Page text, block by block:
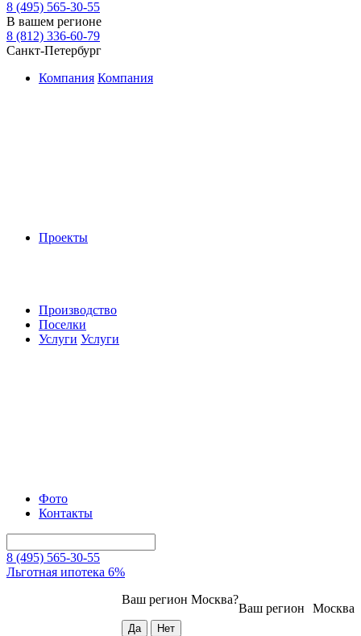
8 (495) 565-30-55
В вашем регионе
8 (812) 336-60-79
Санкт-Петербург
Компания Компания
Проекты
Производство
Поселки
Услуги Услуги
Фото
Контакты
8 (495) 565-30-55
Льготная ипотека 6%
Москва
Ваш регион
Ваш регион Москва?